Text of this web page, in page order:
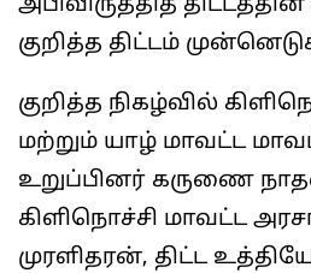
குறித்த திட்டம்
குறித்த நிகழ்வில்
மற்றும் யாழ் மாவட்ட
உறுப்பினர் கருணை
கிளிநொச்சி மாவட்ட
முரளிதரன், திட்ட